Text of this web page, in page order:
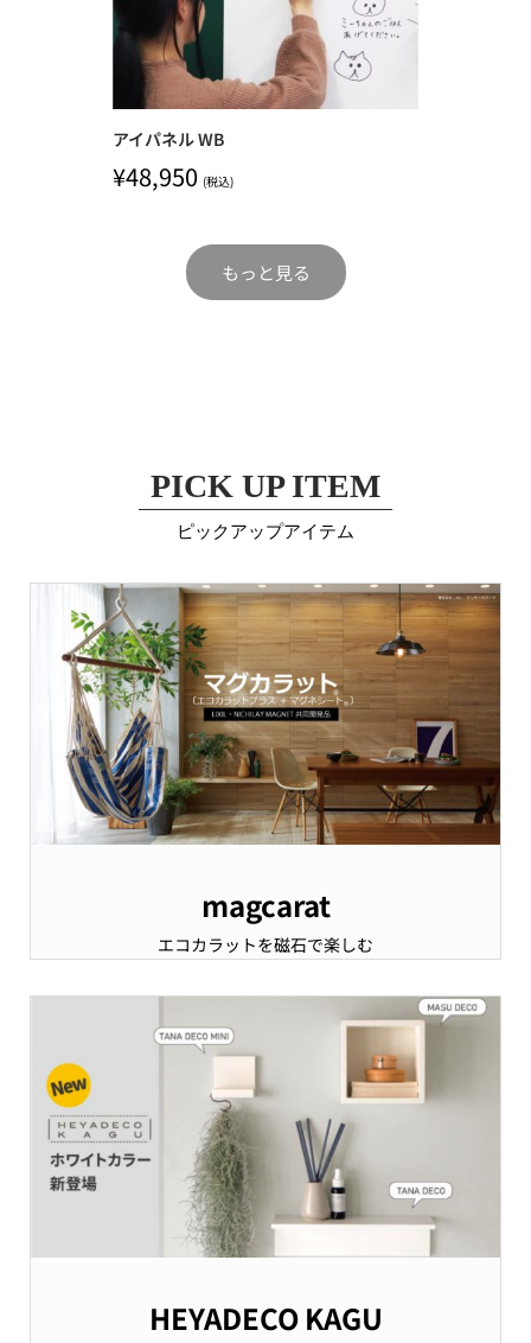
アイパネル WB
¥48,950 (税込)
もっと見る
PICK UP ITEM
ピックアップアイテム
magcarat
エコカラットを磁石で楽しむ
HEYADECO KAGU